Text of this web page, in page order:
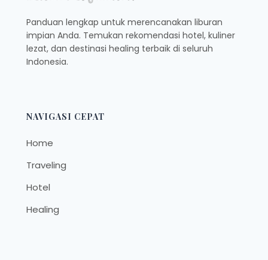
Panduan lengkap untuk merencanakan liburan
impian Anda. Temukan rekomendasi hotel, kuliner
lezat, dan destinasi healing terbaik di seluruh
Indonesia.
NAVIGASI CEPAT
Home
Traveling
Hotel
Healing